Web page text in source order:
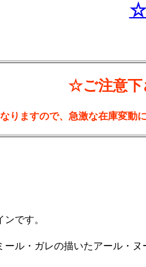
☆
☆ご注意下
りますので、急激な在庫変動
です。
ール・ガレの描いたアール・